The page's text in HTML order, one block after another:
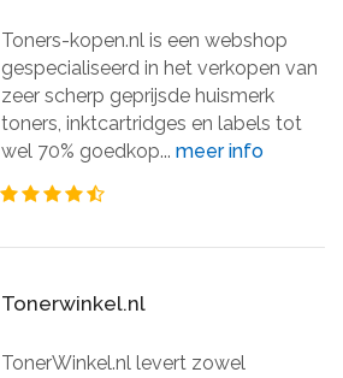
Toners-kopen.nl is een webshop
gespecialiseerd in het verkopen van
zeer scherp geprijsde huismerk
toners, inktcartridges en labels tot
wel 70% goedkop...meer info
Tonerwinkel.nl
TonerWinkel.nl levert zowel